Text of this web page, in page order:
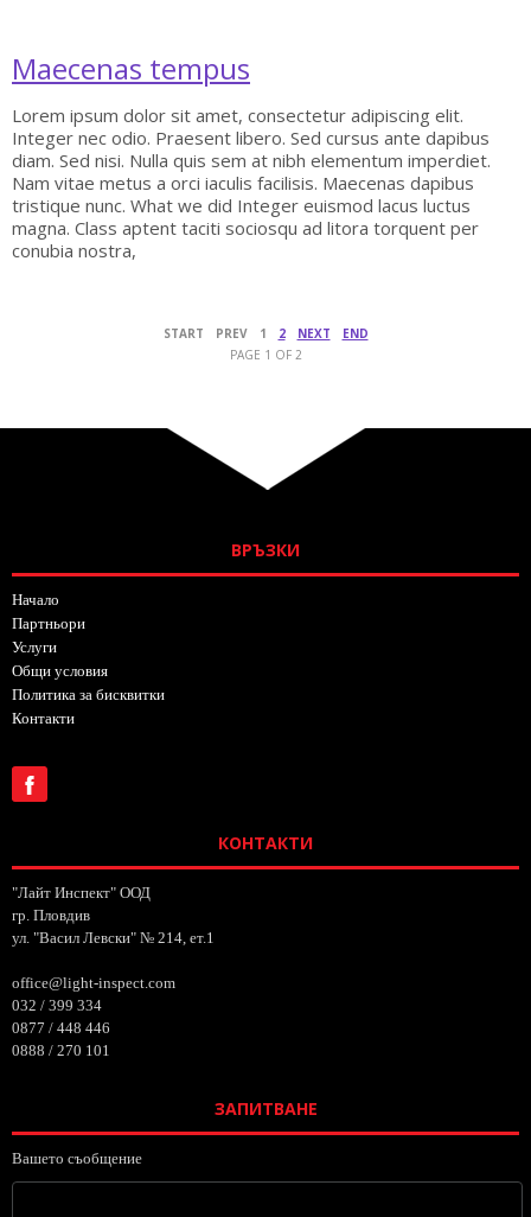
Maecenas tempus
Lorem ipsum dolor sit amet, consectetur adipiscing elit.
Integer nec odio. Praesent libero. Sed cursus ante dapibus
diam. Sed nisi. Nulla quis sem at nibh elementum imperdiet.
Nam vitae metus a orci iaculis facilisis. Maecenas dapibus
tristique nunc. What we did Integer euismod lacus luctus
magna. Class aptent taciti sociosqu ad litora torquent per
conubia nostra,
START PREV 1 2 NEXT
END
PAGE 1 OF 2
ВРЪЗКИ
Начало
Партньори
Услуги
Общи условия
Политика за бисквитки
Контакти
КОНТАКТИ
"Лайт Инспект" ООД
гр. Пловдив
ул. "Васил Левски" № 214, ет.1
office@light-inspect.com
032 / 399 334
0877 / 448 446
0888 / 270 101
ЗАПИТВАНЕ
Вашето съобщение